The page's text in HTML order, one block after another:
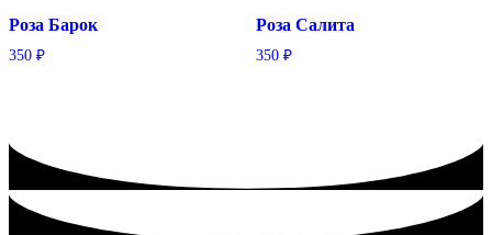
Роза Барок
350 ₽
Роза Салита
350 ₽